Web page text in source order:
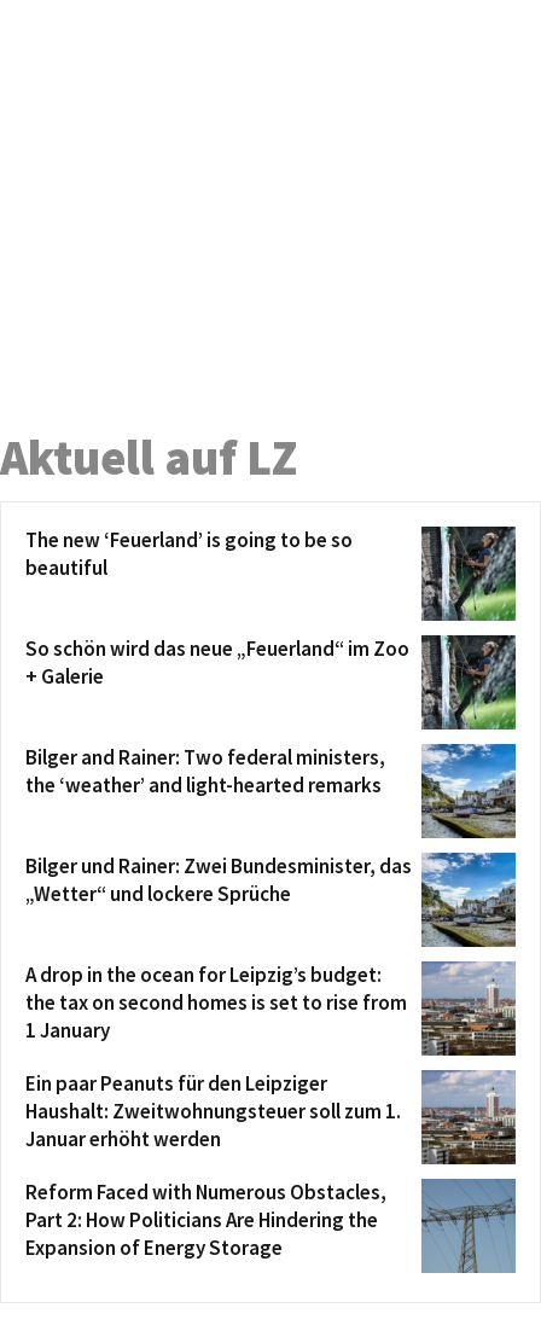
Aktuell auf LZ
The new ‘Feuerland’ is going to be so
beautiful
So schön wird das neue „Feuerland“ im Zoo
+ Galerie
Bilger and Rainer: Two federal ministers,
the ‘weather’ and light-hearted remarks
Bilger und Rainer: Zwei Bundesminister, das
„Wetter“ und lockere Sprüche
A drop in the ocean for Leipzig’s budget:
the tax on second homes is set to rise from
1 January
Ein paar Peanuts für den Leipziger
Haushalt: Zweitwohnungsteuer soll zum 1.
Januar erhöht werden
Reform Faced with Numerous Obstacles,
Part 2: How Politicians Are Hindering the
Expansion of Energy Storage